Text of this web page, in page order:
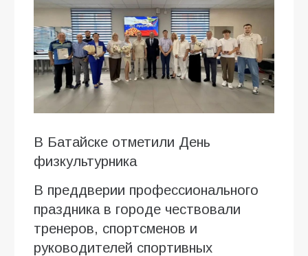
В Батайске отметили День
физкультурника
В преддверии профессионального
праздника в городе чествовали
тренеров, спортсменов и
руководителей спортивных